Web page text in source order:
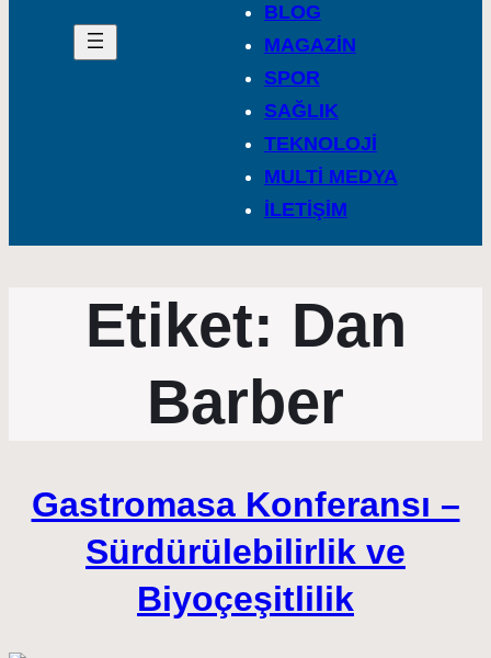
BLOG
MAGAZİN
SPOR
SAĞLIK
TEKNOLOJİ
MULTİ MEDYA
İLETİŞİM
Etiket: Dan
Barber
Gastromasa Konferansı –
Sürdürülebilirlik ve
Biyoçeşitlilik